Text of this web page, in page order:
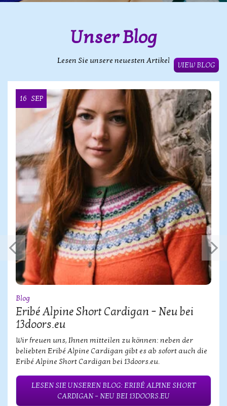
Unser Blog
Lesen Sie unsere neuesten Artikel
VIEW BLOG
16 SEP
Blog
Eribé Alpine Short Cardigan – Neu bei
13doors.eu
Wir freuen uns, Ihnen mitteilen zu können: neben der
beliebten Eribé Alpine Cardigan gibt es ab sofort auch die
Eribé Alpine Short Cardigan bei 13doors.eu.
LESEN SIE UNSEREN BLOG: ERIBÉ ALPINE SHORT
CARDIGAN – NEU BEI 13DOORS.EU